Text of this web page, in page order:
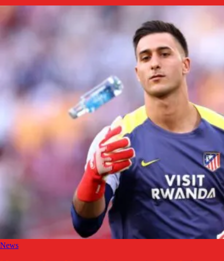
News